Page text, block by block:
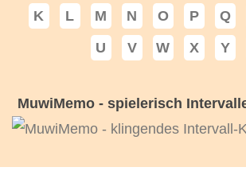
K
L M N O P Q
U
V W X Y
MuwiMemo - spielerisch